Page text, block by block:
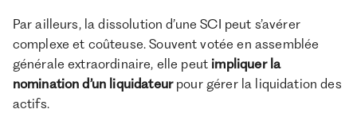
Par ailleurs, la dissolution d’une SCI peut s’avérer
complexe et coûteuse. Souvent votée en assemblée
générale extraordinaire, elle peut impliquer la
nomination d’un liquidateurpour gérer la liquidation des
actifs.